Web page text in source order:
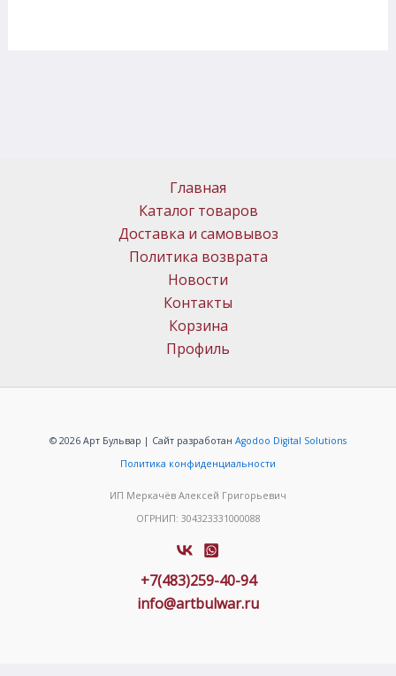
Главная
Каталог товаров
Доставка и самовывоз
Политика возврата
Новости
Контакты
Корзина
Профиль
© 2026 Арт Бульвар | Сайт разработан Agodoo Digital Solutions
Политика конфиденциальности
ИП Меркачёв Алексей Григорьевич
ОГРНИП: 304323331000088
+7(483)259-40-94
info@artbulwar.ru